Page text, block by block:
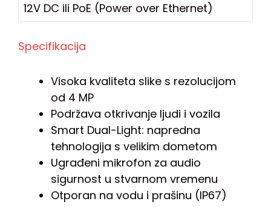
12V DC ili PoE (Power over Ethernet)
Specifikacija
Visoka kvaliteta slike s rezolucijom
od 4 MP
Podržava otkrivanje ljudi i vozila
Smart Dual-Light: napredna
tehnologija s velikim dometom
Ugrađeni mikrofon za audio
sigurnost u stvarnom vremenu
Otporan na vodu i prašinu (IP67)